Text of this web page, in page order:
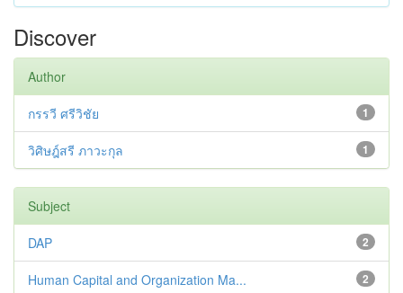
Discover
Author
1
กรรวี ศรีวิชัย
1
วิศิษฎ์สรี ภาวะกุล
Subject
2
DAP
2
Human Capital and Organization Ma...